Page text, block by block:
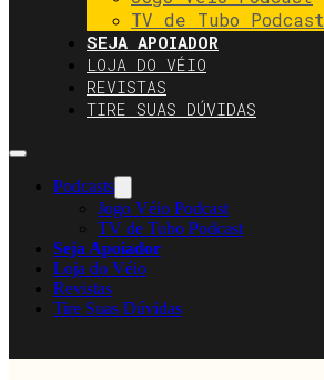
TV de Tubo Podcast
SEJA APOIADOR
LOJA DO VÉIO
REVISTAS
TIRE SUAS DÚVIDAS
Podcasts
Jogo Véio Podcast
TV de Tubo Podcast
Seja Apoiador
Loja do Véio
Revistas
Tire Suas Dúvidas